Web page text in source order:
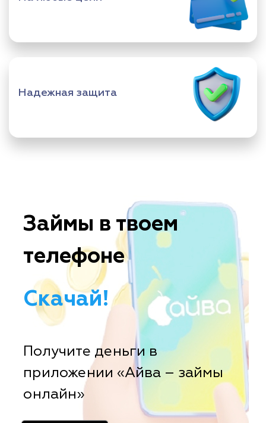
Надежная защита
Займы в твоем
телефоне
Скачай!
Получите деньги в
приложении «Айва – займы
онлайн»